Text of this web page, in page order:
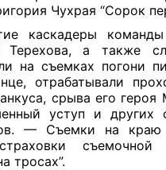
Чухрая “Сорок
каскадеры
Терехова, а также
на съемках погони
отрабатывали
срыва его героя
уступ и
— Съемки на краю
съемочной
тросах”.